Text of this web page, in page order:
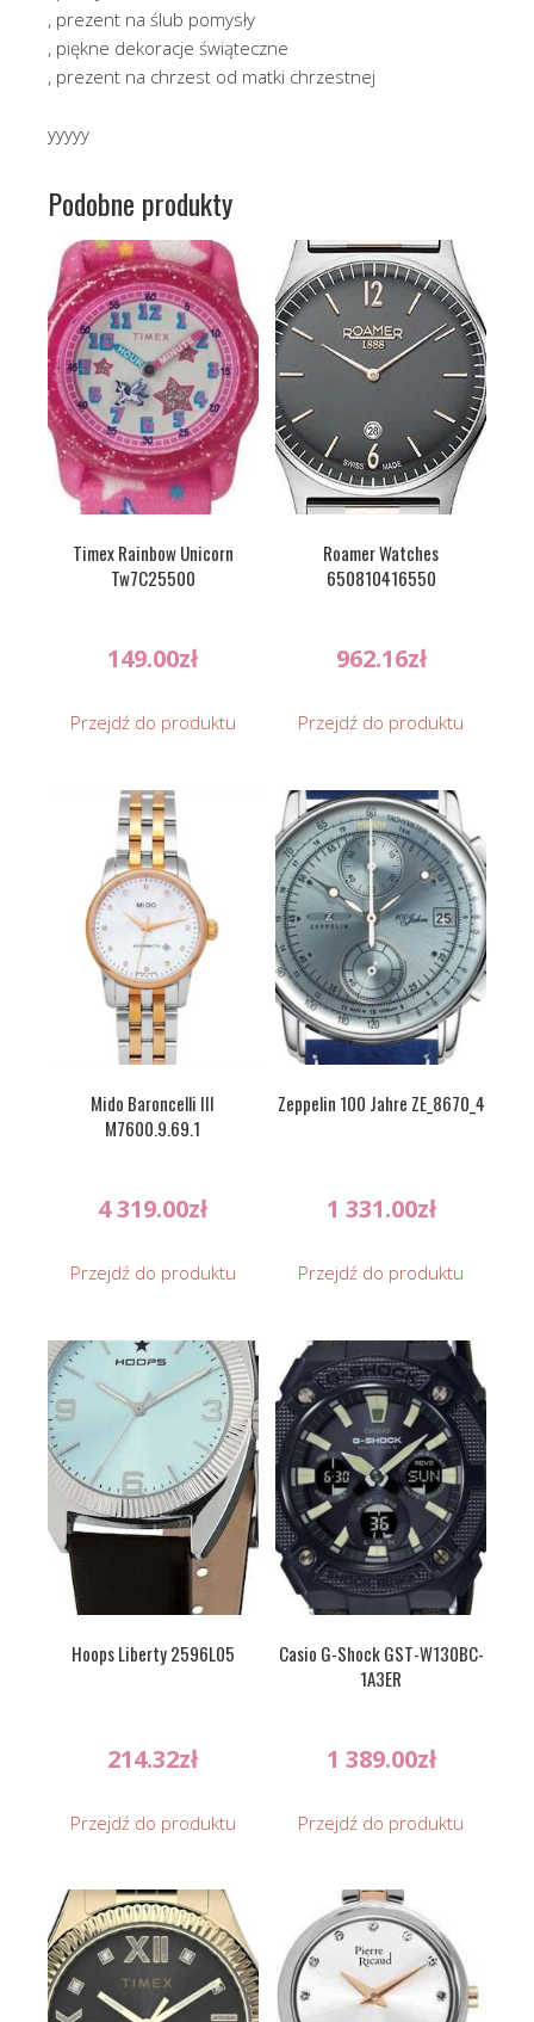
, prezent na ślub pomysły
, piękne dekoracje świąteczne
, prezent na chrzest od matki chrzestnej
yyyyy
Podobne produkty
Timex Rainbow Unicorn
Tw7C25500
149.00zł
Przejdź do produktu
Roamer Watches
650810416550
962.16zł
Przejdź do produktu
Mido Baroncelli III
M7600.9.69.1
4 319.00zł
Przejdź do produktu
Zeppelin 100 Jahre ZE_8670_4
1 331.00zł
Przejdź do produktu
Hoops Liberty 2596L05
214.32zł
Przejdź do produktu
Casio G-Shock GST-W130BC-
1A3ER
1 389.00zł
Przejdź do produktu